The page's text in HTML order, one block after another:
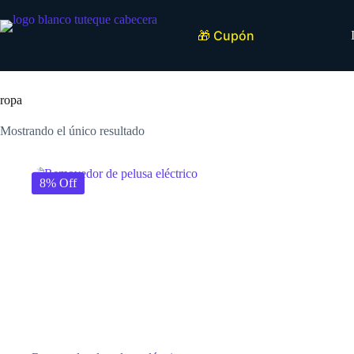
al
contenido
🎁 Cupón
ropa
Mostrando el único resultado
8% Off